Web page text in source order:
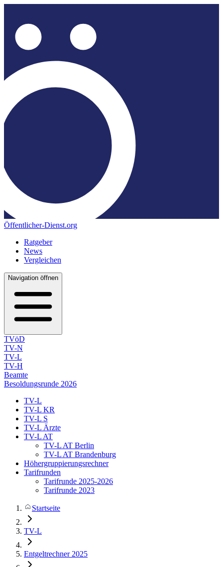
Öffentlicher-Dienst.org
Ratgeber
News
Vergleichen
Navigation öffnen
TVöD
TV-N
TV-L
TV-H
Beamte
Besoldungsrunde 2026
TV-L
TV-L KR
TV-L S
TV-L Ärzte
TV-L AT
TV-L AT Berlin
TV-L AT Brandenburg
Höhergruppierungsrechner
Tarifrunden
Tarifrunde 2025-2026
Tarifrunde 2023
Startseite
TV-L
Entgeltrechner 2025